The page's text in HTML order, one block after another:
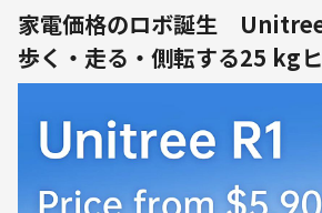
家電価格のロボ誕生
歩く・走る・側転する25 kg